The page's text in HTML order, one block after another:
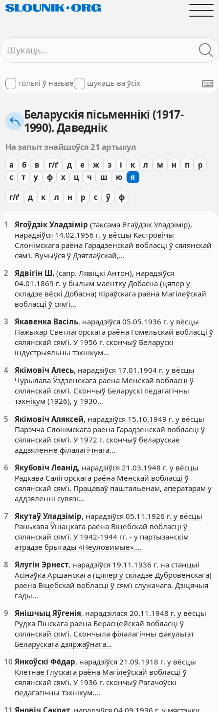
толькі ў назьве шукаць ва ўсіх
Беларускія пісьменнікі (1917-
1990). Даведнік
На запыт знайшоўся 21 артыкул
а б в г/ґ д е ж з і к л м н п
р
с
т у ф х ц ч ш ю я
г/ґ д к л н р с ў ф
1 Ягоўдзік Уладзімір (таксама Ягаўдзік Уладзімір),
нарадзіўся 14.02.1956 г. у вёсцы Кастровічы
Слонімскага раёна Гарадзенскай вобласці ў сялянскай
сям'і. Вучыўся ў Дзятлаўскай,…
2
Ядвігін Ш. (сапр. Лявіцкі Антон), нарадзіўся
04.01.1869 г. у былым маёнтку Добасна (цяпер у
складзе вёскі Добасна) Кіраўскага раёна Магілеўскай
вобласці ў сям'і…
3
Якавенка Васіль, нарадзіўся 05.05.1936 г. у вёсцы
Пажыхар Светлагорскага раёна Гомельскай вобласці ў
сялянскай сям'і. У 1956 г. скончыў Беларускі
індустрыяльны тэхнікум…
4
Якімовіч Алесь, нарадзіўся 17.01.1904 г. у вёсцы
Чурылава Ўздзенскага раёна Менскай вобласці ў
сялянскай сям'і. Скончыў Беларускі педагагічны
тэхнікум (1926), у 1930…
5
Якімовіч Аляксей, нарадзіўся 15.10.1949 г. у вёсцы
Парэчча Слонімскага раёна Гарадзенскай вобласці ў
сялянскай сям'і. У 1972 г. скончыў беларускае
аддзяленне філалагічнага…
6
Якубовіч Леанід, нарадзіўся 21.03.1948 г. у вёсцы
Радкава Салігорскага раёна Менскай вобласці ў
сялянскай сям'і. Працаваў паштальёнам, аператарам у
аддзяленні сувязі…
7
Якутаў Уладзімір, нарадзіўся 05.11.1926 г. у вёсцы
Ранькава Ўшацкага раёна Віцебскай вобласці ў
сялянскай сям'і. У 1942-1944 гг. - у партызанскім
атрадзе брыгады «Неуловимые».…
8
Ялугін Эрнест, нарадзіўся 19.11.1936 г. на станцыі
Асінаўка Аршанскага (цяпер у складзе Дубровенскага)
раёна Віцебскай вобласці ў сям'і служачага. Дзіцячыя
гады…
9
Янішчыц Яўгенія, нарадзілася 20.11.1948 г. у вёсцы
Рудка Пінскага раёна Берасцейскай вобласці ў
сялянскай сям'і. Скончыла філалагічны факультэт
Беларускага дзяржаўнага…
10 Янкоўскі Фёдар, нарадзіўся 21.09.1918 г. у вёсцы
Клетнае Глускага раёна Магілеўскай вобласці ў
сялянскай сям'і. У 1936 г. скончыў Рагачоўскі
педагагічны тэхнікум.…